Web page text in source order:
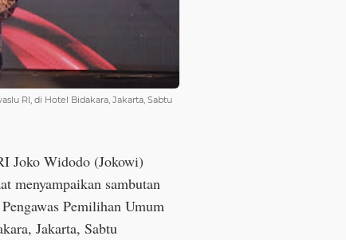
RI, di Hotel Bidakara, Jakarta, Sabtu
Joko Widodo (Jokowi)
menyampaikan sambutan
Pemilihan Umum
Jakarta, Sabtu